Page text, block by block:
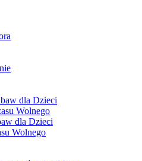
dla Dzieci
Wolnego
dla Dzieci
Wolnego